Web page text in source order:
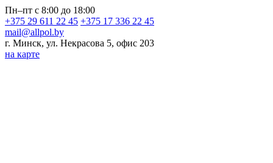
Пн–пт с 8:00 до 18:00
+375 29 611 22 45 +375 17 336 22 45
mail@allpol.by
г. Минск, ул. Некрасова 5, офис 203
на карте